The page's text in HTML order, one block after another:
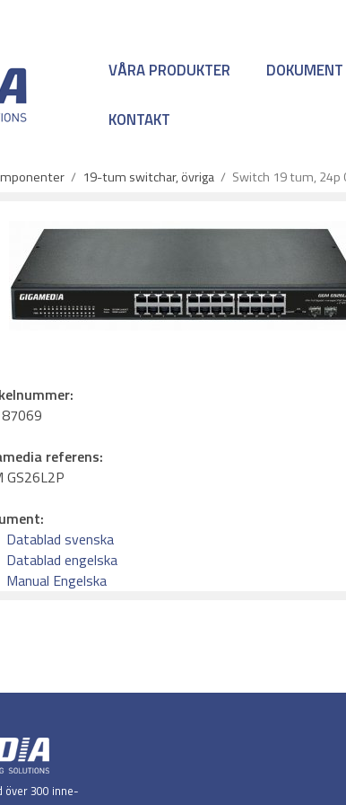
VÅRA PRODUKTER DOKUMENT
KONTAKT
/ 19-tum switchar, övriga / Switch 19 tum, 24p
referens:
GS26L2P
Datablad svenska
Datablad engelska
Manual Engelska
över 300 inne-